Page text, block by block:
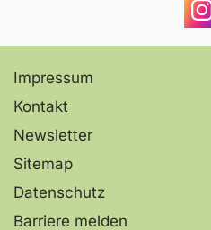
Impressum
Kontakt
Newsletter
Sitemap
Datenschutz
Barriere melden